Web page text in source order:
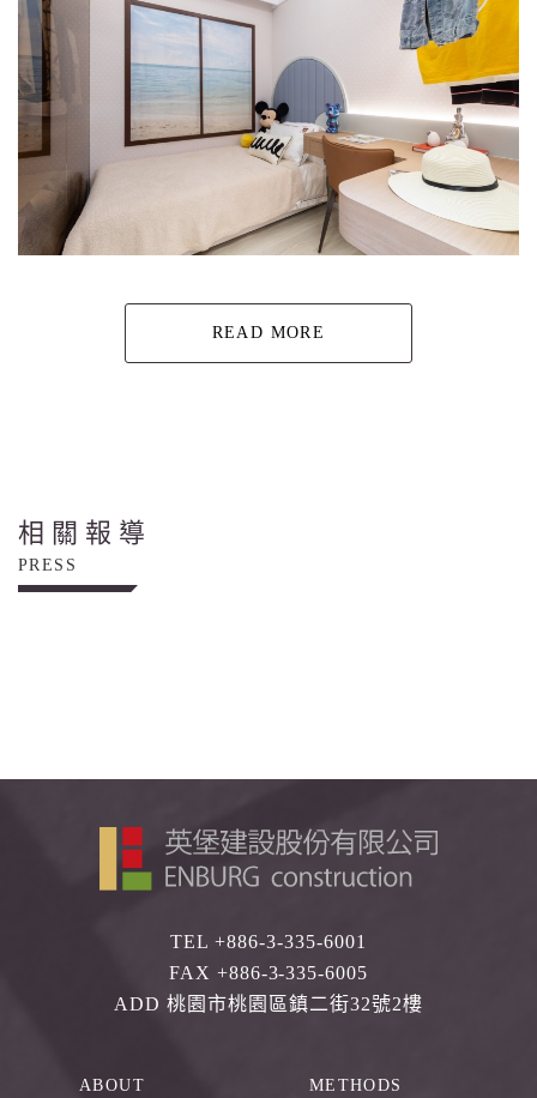
READ MORE
相關報導
PRESS
TEL +886-3-335-6001
FAX +886-3-335-6005
ADD 桃園市桃園區鎮二街32號2樓
ABOUT METHODS